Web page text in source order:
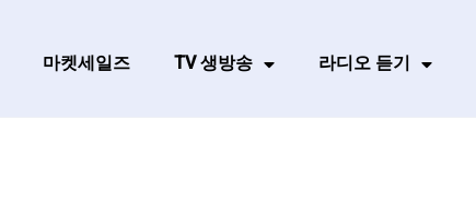
마켓세일즈 TV 생방송 라디오 듣기